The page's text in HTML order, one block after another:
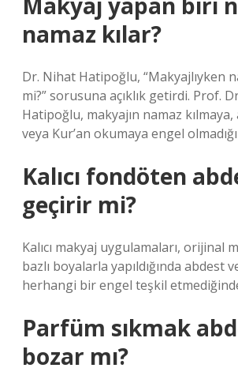
namaz kılar?
Dr. Nihat Hatipoğlu, “Makyajlıyken
mi?” sorusuna açıklık getirdi. Prof.
Hatipoğlu, makyajın namaz
veya Kur’an okumaya engel
Kalıcı fondöten
geçirir mi?
Kalıcı makyaj uygulamaları, orijinal
bazlı boyalarla yapıldığında abdest
herhangi bir engel teşkil
Parfüm sıkmak
bozar mı?